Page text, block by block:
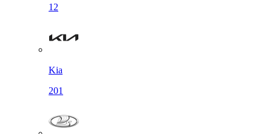
12
Kia
201